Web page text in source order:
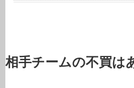
相手チームの不買は